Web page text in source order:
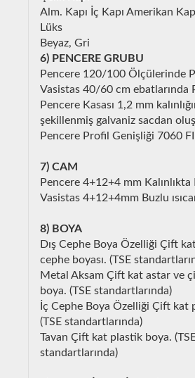
Alm. Kapı İç Kapı Amerikan
Lüks
Beyaz, Gri
6) PENCERE GRUBU
Pencere 120/100 Ölçülerinde
Vasistas 40/60 cm ebatlarında
Pencere Kasası 1,2 mm
şekillenmiş galvaniz sacdan
Pencere Profil Genişliği 7060
7) CAM
Pencere 4+12+4 mm Kalınlıkta
Vasistas 4+12+4mm Buzlu
8) BOYA
Dış Cephe Boya Özelliği Çift
cephe boyası. (TSE
Metal Aksam Çift kat astar ve
boya. (TSE standartlarında)
İç Cephe Boya Özelliği Çift kat
(TSE standartlarında)
Tavan Çift kat plastik boya.
standartlarında)